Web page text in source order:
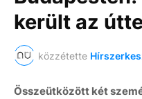
került az
közzétette
Összeütközött két